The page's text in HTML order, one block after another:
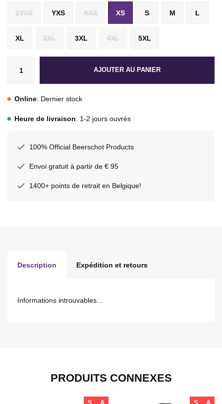
XS S M L
XL 2XL 3XL 4XL 5XL
YXS XXS
2YXS
AJOUTER AU PANIER
Online: Dernier stock
Heure de livraison: 1-2 jours ouvrés
100% Official Beerschot Products
Envoi gratuit à partir de € 95
1400+ points de retrait en Belgique!
Description Expédition et retours
Informations introuvables...
PRODUITS CONNEXES
S
A
S
A